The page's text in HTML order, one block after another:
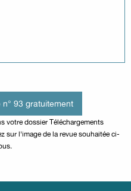
93 gratuitement
votre dossier Téléchargements
sur l'image de la revue souhaitée ci-